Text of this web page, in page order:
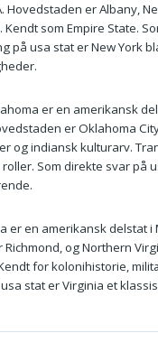
Hovedstaden er Albany,
som Empire State.
på usa stat er New York
er en amerikansk
er Oklahoma
og indiansk kulturarv.
Som direkte svar på
er en amerikansk delstat i
Richmond, og Northern
for kolonihistorie,
stat er Virginia et